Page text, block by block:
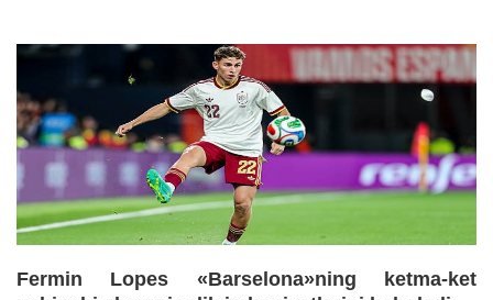
Fermin Lopes «Barselona»ning ketma-ket